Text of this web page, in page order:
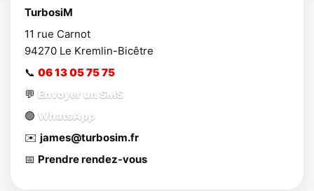
TurbosiM
11 rue Carnot
94270 Le Kremlin-Bicêtre
📞 06 13 05 75 75
💬 Envoyer un SMS
🟢 WhatsApp
✉️ james@turbosim.fr
📅 Prendre rendez-vous